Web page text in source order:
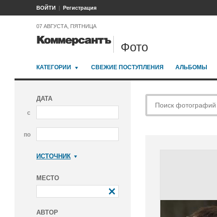
ВОЙТИ Регистрация
07 АВГУСТА, ПЯТНИЦА
Фото
КАТЕГОРИИ СВЕЖИЕ ПОСТУПЛЕНИЯ АЛЬБОМЫ
ДАТА
с
по
ИСТОЧНИК
МЕСТО
АВТОР